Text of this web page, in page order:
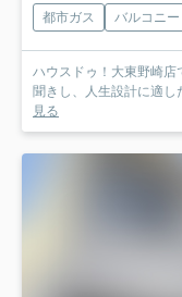
都市ガス バルコニー
ハウスドゥ！大東野崎店
聞きし、人生設計に適
見る